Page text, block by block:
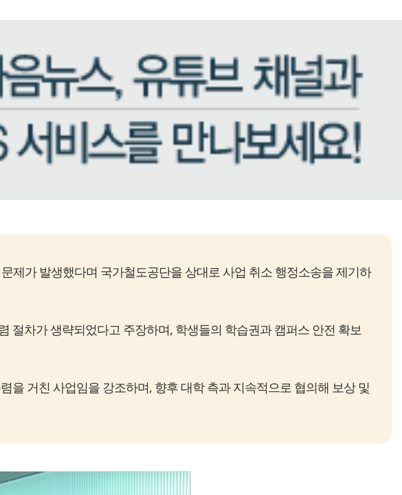
제가 발생했다며 국가철도공단을 상대로 사업 취소 행정소송을 제기하
절차가 생략되었다고 주장하며, 학생들의 학습권과 캠퍼스 안전 확보
을 거친 사업임을 강조하며, 향후 대학 측과 지속적으로 협의해 보상 및